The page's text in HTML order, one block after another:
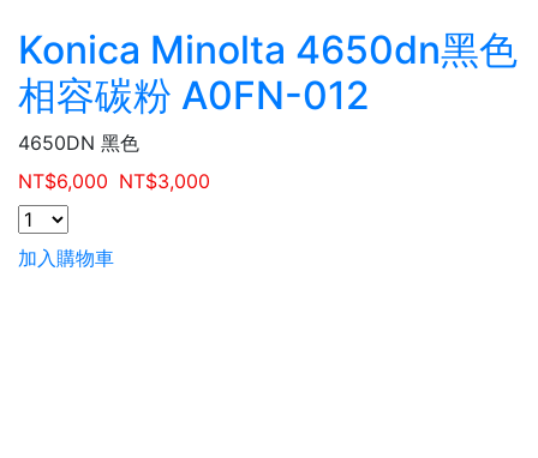
Konica Minolta 4650dn黑色
相容碳粉 A0FN-012
4650DN 黑色
NT$6,000 NT$3,000
加入購物車